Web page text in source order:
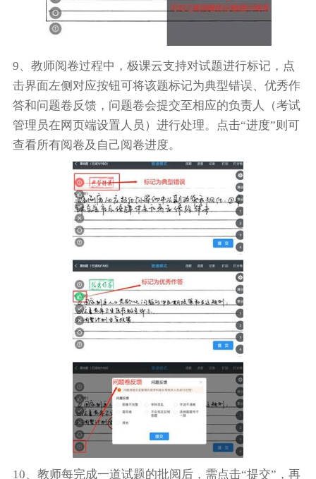
9、教师阅卷过程中，极课云支持对试题进行标记，点
击界面左侧对应按钮可将该题标记为典型错误、优秀作
答和问题卷反馈，问题卷会提交至相应的负责人（考试
管理员在网页端设置人员）进行处理。点击“进度”则可
查看所有阅卷及自己阅卷进度。
10、教师每完成一道试题的批阅后，需点击“提交”，再